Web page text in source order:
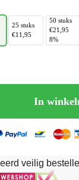
25 stuks
€11,95
50 stuks
€21,95
8%
In
veilig